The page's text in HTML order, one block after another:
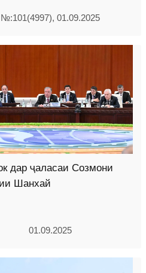
№:101(4997), 01.09.2025
дар ҷаласаи Созмони
Шанхай
01.09.2025